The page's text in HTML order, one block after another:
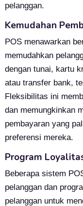
pelanggan.
Kemudahan
POS menawarkan
memudahkan
dengan tunai, kartu
atau transfer bank,
Fleksibilitas ini
dan memungkinkan
pembayaran yang
preferensi mereka.
Program
Beberapa sistem
pelanggan dan
pelanggan untuk